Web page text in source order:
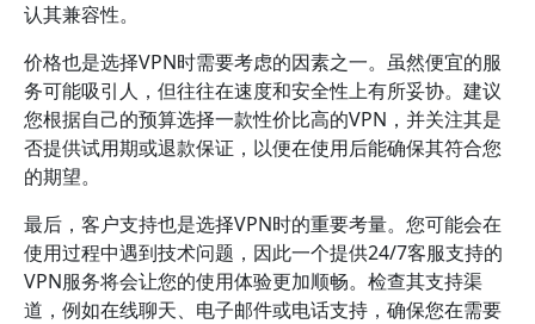
认其兼容性。
价格也是选择VPN时需要考虑的因素之一。虽然便宜的服
务可能吸引人，但往往在速度和安全性上有所妥协。建议
您根据自己的预算选择一款性价比高的VPN，并关注其是
否提供试用期或退款保证，以便在使用后能确保其符合您
的期望。
最后，客户支持也是选择VPN时的重要考量。您可能会在
使用过程中遇到技术问题，因此一个提供24/7客服支持的
VPN服务将会让您的使用体验更加顺畅。检查其支持渠
道，例如在线聊天、电子邮件或电话支持，确保您在需要